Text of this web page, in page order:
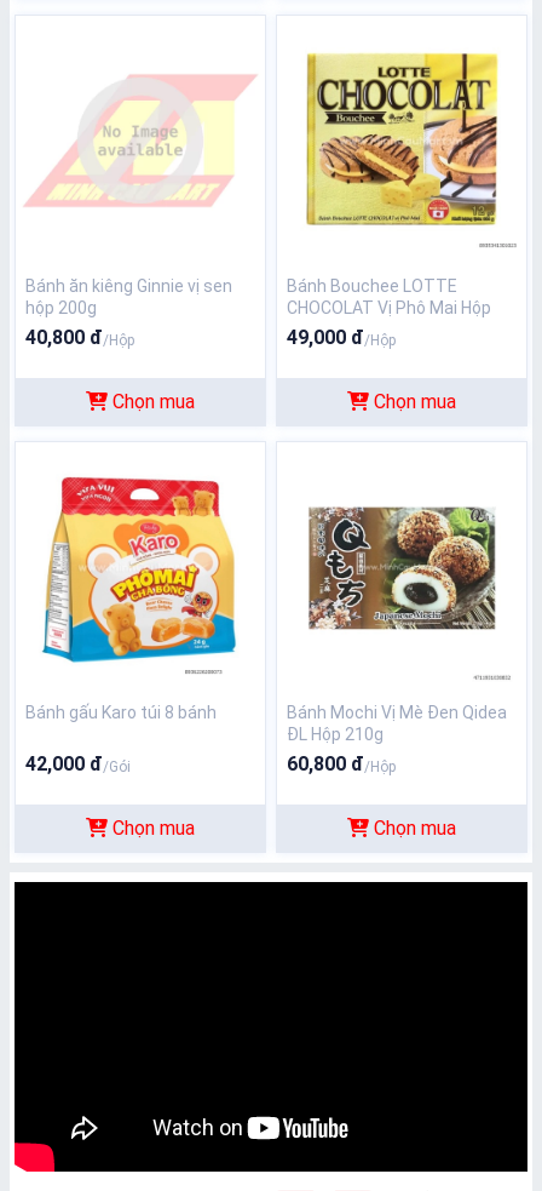
Bánh ăn kiêng Ginnie vị sen
hộp 200g
40,800 đ/Hộp
Chọn mua
Bánh Bouchee LOTTE
CHOCOLAT Vị Phô Mai Hộp
324G
49,000 đ/Hộp
Chọn mua
Bánh gấu Karo túi 8 bánh
42,000 đ/Gói
Chọn mua
Bánh Mochi Vị Mè Đen Qidea
ĐL Hộp 210g
60,800 đ/Hộp
Chọn mua